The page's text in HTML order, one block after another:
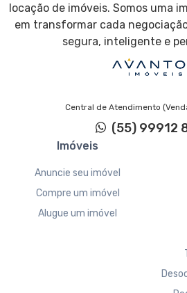
locação de imóveis. Somos uma
em transformar cada
segura, inteligente e
Central de Atendimento
(55) 99912
Imóveis
Anuncie seu imóvel
Compre um imóvel
Alugue um imóvel